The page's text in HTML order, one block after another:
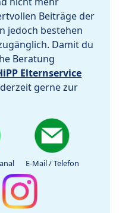
Beiträge der
jedoch bestehen
Damit du
Beratung
Elternservice
gerne zur
E-Mail / Telefon